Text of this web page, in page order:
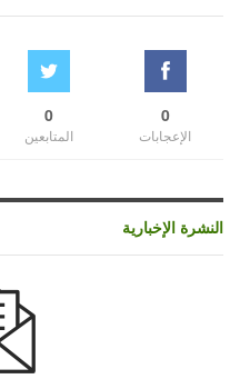
0
الإعجابات
0
المتابعين
النشرة الإخبارية